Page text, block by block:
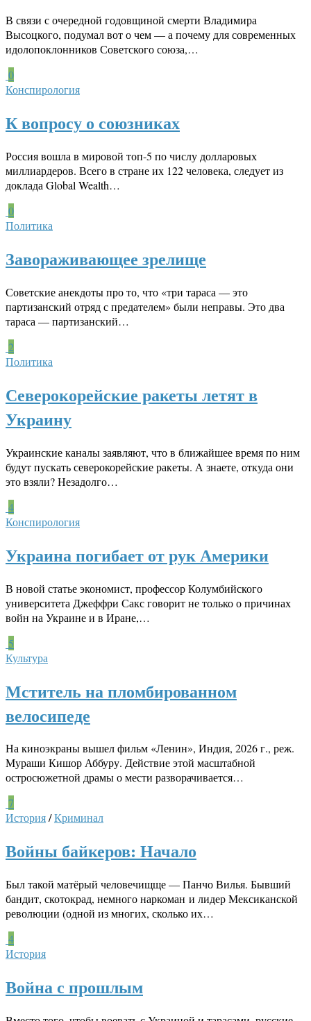
В связи с очередной годовщиной смерти Владимира
Высоцкого, подумал вот о чем — а почему для современных
идолопоклонников Советского союза,…
0
Конспирология
К вопросу о союзниках
Россия вошла в мировой топ-5 по числу долларовых
миллиардеров. Всего в стране их 122 человека, следует из
доклада Global Wealth…
0
Политика
Завораживающее зрелище
Советские анекдоты про то, что «три тараса — это
партизанский отряд с предателем» были неправы. Это два
тараса — партизанский…
2
Политика
Северокорейские ракеты летят в
Украину
Украинские каналы заявляют, что в ближайшее время по ним
будут пускать северокорейские ракеты. А знаете, откуда они
это взяли? Незадолго…
4
Конспирология
Украина погибает от рук Америки
В новой статье экономист, профессор Колумбийского
университета Джеффри Сакс говорит не только о причинах
войн на Украине и в Иране,…
5
Культура
Мститель на пломбированном
велосипеде
На киноэкраны вышел фильм «Ленин», Индия, 2026 г., реж.
Мураши Кишор Аббуру. Действие этой масштабной
остросюжетной драмы о мести разворачивается…
7
История/Криминал
Войны байкеров: Начало
Был такой матёрый человечищще — Панчо Вилья. Бывший
бандит, скотокрад, немного наркоман и лидер Мексиканской
революции (одной из многих, сколько их…
4
История
Война с прошлым